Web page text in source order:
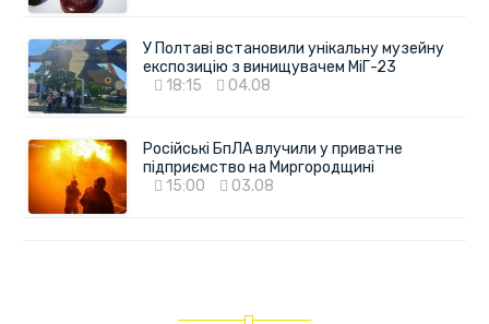
У Полтаві встановили унікальну музейну
експозицію з винищувачем МіГ-23
18:15
04.08
Російські БпЛА влучили у приватне
підприємство на Миргородщині
15:00
03.08